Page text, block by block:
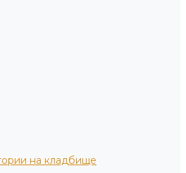
на кладбище